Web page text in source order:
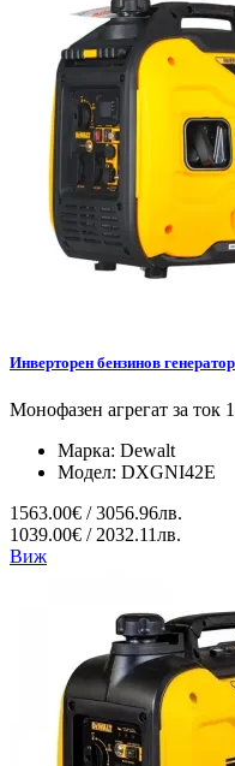
Инверторен бензинов
Монофазен агрегат за ток
Марка: Dewalt
Модел: DXGNI42E
1563.00€ / 3056.96лв.
1039.00€ / 2032.11лв.
Виж